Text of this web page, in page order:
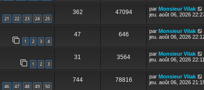
21 22 23 24 25
362 47094 par Monsieur Vilak
jeu. août 06, 2026
1 2 3 4
47 646 par Monsieur Vilak
jeu. août 06, 2026
1 2 3
31 3564 par Monsieur Vilak
jeu. août 06, 2026
46 47 48 49 50
744 78816 par Monsieur Vilak
jeu. août 06, 2026